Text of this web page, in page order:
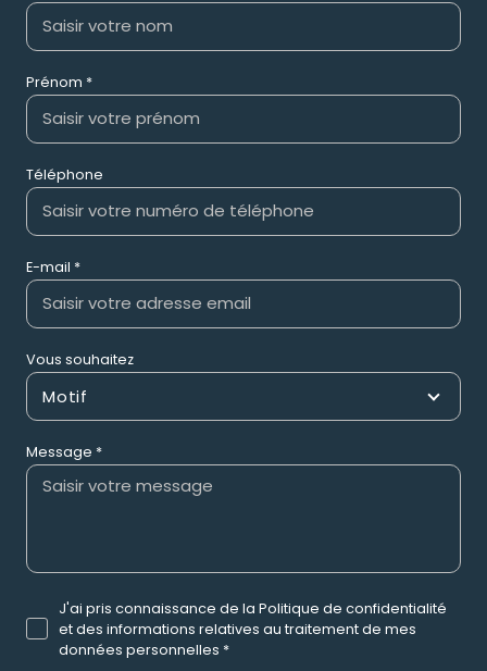
Prénom *
Téléphone
E-mail *
Vous souhaitez
Motif
Message *
J'ai pris connaissance de la Politique de confidentialité
et des informations relatives au traitement de mes
données personnelles *